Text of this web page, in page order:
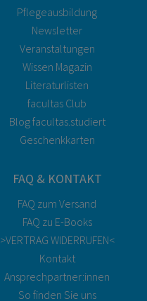
Pflegeausbildung
Newsletter
Veranstaltungen
Wissen Magazin
Literaturlisten
facultas Club
Blog facultas.studiert
Geschenkkarten
FAQ & KONTAKT
FAQ zum Versand
FAQ zu E-Books
>VERTRAG WIDERRUFEN<
Kontakt
Ansprechpartner:innen
So finden Sie uns